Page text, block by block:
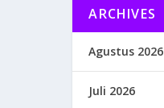
ARCHIVES
Agustus 2026
Juli 2026